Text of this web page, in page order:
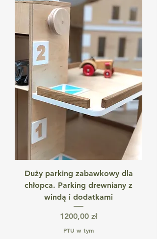
Duży parking zabawkowy dla
chłopca. Parking drewniany z
windą i dodatkami
Cena
1200,00 zł
PTU w tym